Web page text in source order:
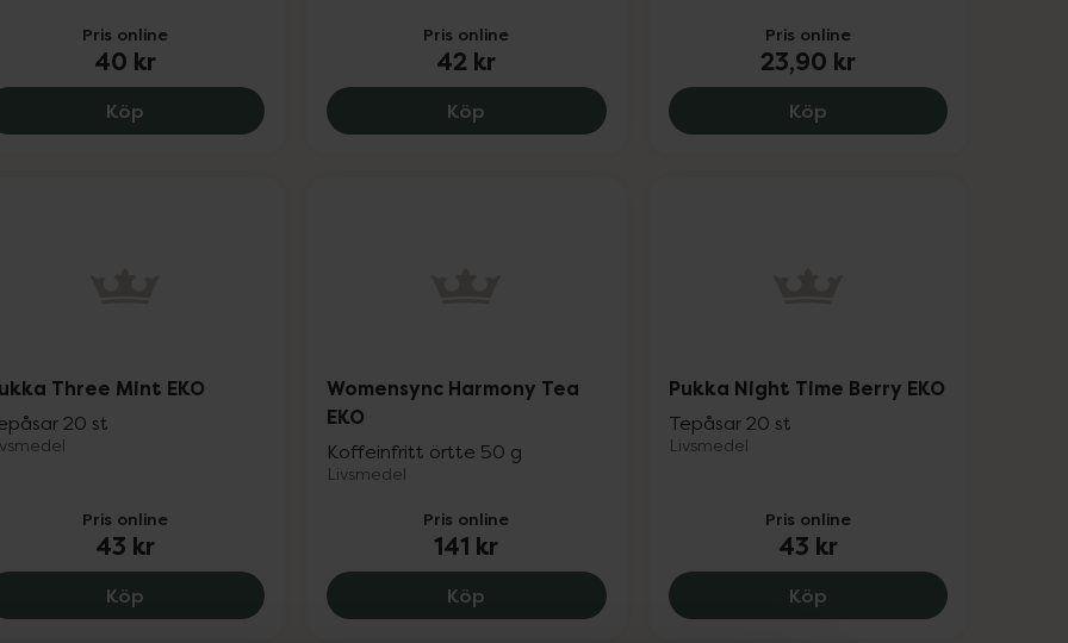
Pris online
40 kr
Köp Pukka Chamomile, Vanilla & Manuka Honey EKO, 40 kr.
Pris online
42 kr
Köp Pukka Turmeric, Ginger & Orange EKO, 42 kr.
Pris online
23,90 kr
KöpLipton Golden
Three Mint EKO
20 st
Pris online
43 kr
Köp Pukka Three Mint EKO, 43 kr.
Womensync Harmony Tea
EKO
Koffeinfritt örtte 50 g
Livsmedel
Pris online
141 kr
Köp Womensync Harmony Tea EKO, 141 kr.
Pukka Night Time Berry EKO
Tepåsar 20 st
Livsmedel
Pris online
43 kr
KöpPukka Night Time Berry